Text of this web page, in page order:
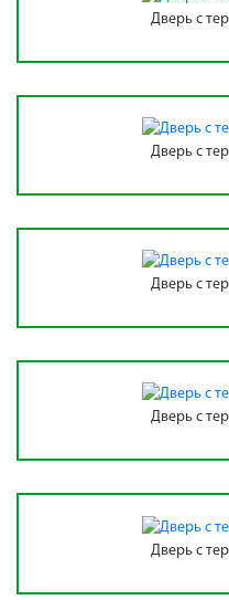
Дверь с
Дверь с
Дверь с
Дверь с
Дверь с